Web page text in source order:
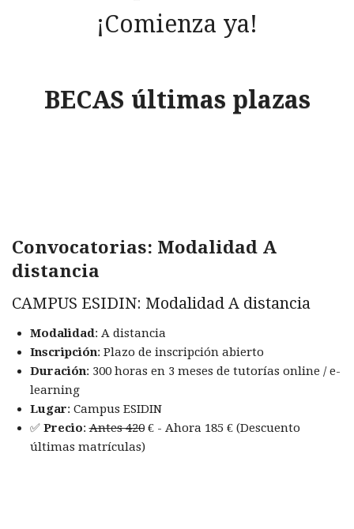
¡Comienza ya!
BECAS últimas plazas
Convocatorias: Modalidad A
distancia
CAMPUS ESIDIN: Modalidad A distancia
Modalidad: A distancia
Inscripción: Plazo de inscripción abierto
Duración: 300 horas en 3 meses de tutorías online / e-
learning
Lugar: Campus ESIDIN
✅ Precio:Antes 420€ - Ahora 185 € (Descuento
últimas matrículas)